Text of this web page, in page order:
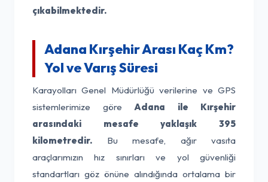
çıkabilmektedir.
Adana Kırşehir Arası Kaç Km?
Yol ve Varış Süresi
Karayolları Genel Müdürlüğü verilerine ve GPS
sistemlerimize göre Adana ile Kırşehir
arasındaki mesafe yaklaşık 395
kilometredir. Bu mesafe, ağır vasıta
araçlarımızın hız sınırları ve yol güvenliği
standartları göz önüne alındığında ortalama bir